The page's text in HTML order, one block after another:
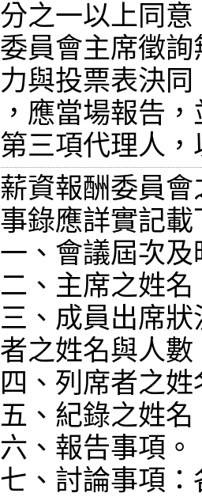
分之一以上同
委員會主席徵
力與投票表決
，應當場報告
第三項代理人
薪資報酬委員
事錄應詳實記
一、會議屆次
二、主席之姓名
三、成員出席
者之姓名與人數
四、列席者之
五、紀錄之姓名
六、報告事項。
七、討論事項